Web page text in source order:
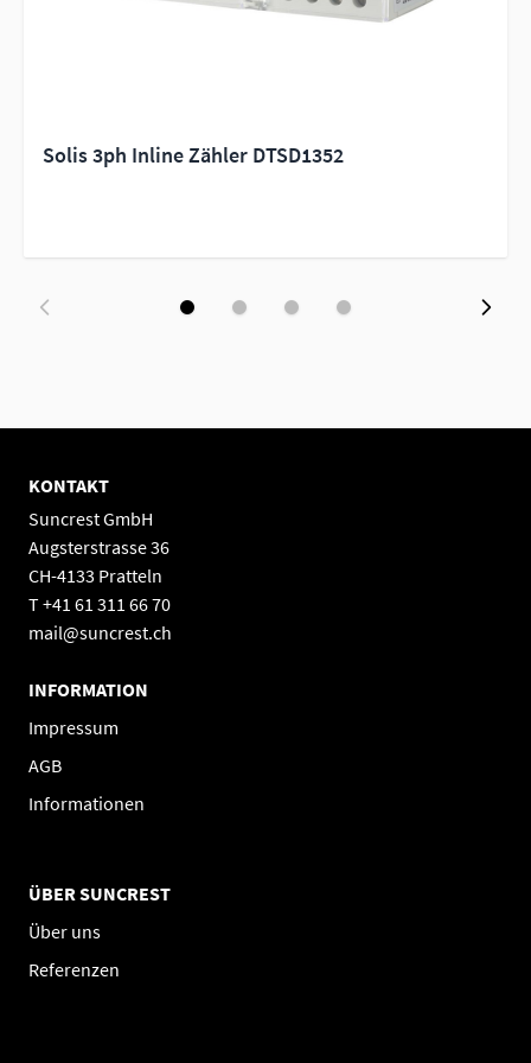
Solis 3ph Inline Zähler DTSD1352
KONTAKT
Suncrest GmbH
Augsterstrasse 36
CH-4133 Pratteln
T +41 61 311 66 70
mail@suncrest.ch
INFORMATION
Impressum
AGB
Informationen
ÜBER SUNCREST
Über uns
Referenzen